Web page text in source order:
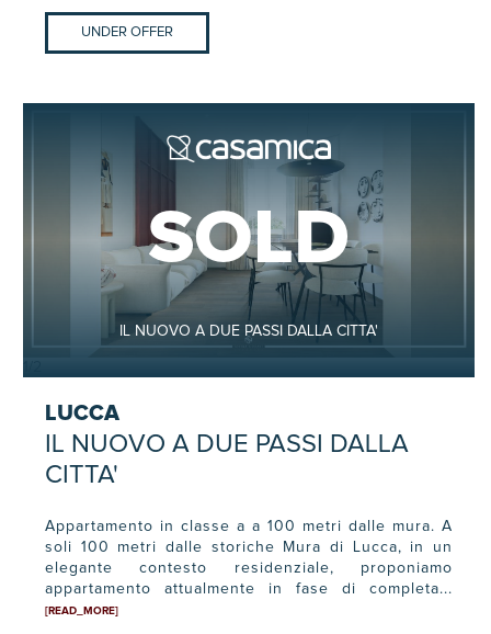
UNDER OFFER
SOLD
IL NUOVO A DUE PASSI DALLA CITTA'
LUCCA
IL NUOVO A DUE PASSI DALLA
CITTA'
Appartamento in classe a a 100 metri dalle mura. A
soli 100 metri dalle storiche Mura di Lucca, in un
elegante contesto residenziale, proponiamo
appartamento attualmente in fase di completa...
[READ_MORE]